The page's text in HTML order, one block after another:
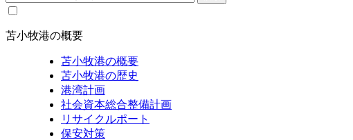
苫小牧港の概要
苫小牧港の概要
苫小牧港の歴史
港湾計画
社会資本総合整備計画
リサイクルポート
保安対策